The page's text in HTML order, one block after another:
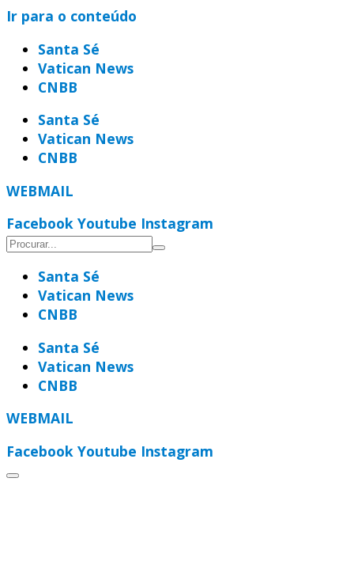
Ir para o conteúdo
Santa Sé
Vatican News
CNBB
Santa Sé
Vatican News
CNBB
WEBMAIL
Facebook Youtube Instagram
Santa Sé
Vatican News
CNBB
Santa Sé
Vatican News
CNBB
WEBMAIL
Facebook Youtube Instagram